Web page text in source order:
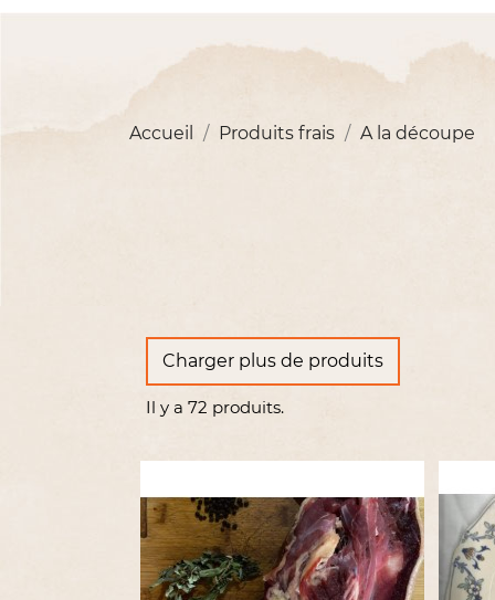
Accueil Produits frais A la découpe
Charger plus de produits
Il y a 72 produits.